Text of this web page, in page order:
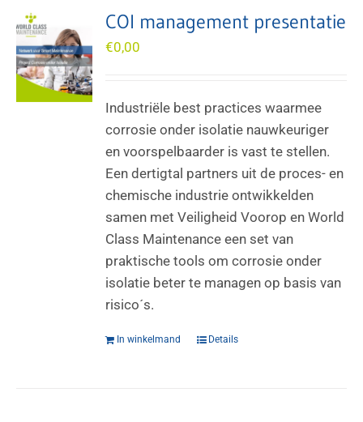
COI management presentatie
€0,00
Industriële best practices waarmee
corrosie onder isolatie nauwkeuriger
en voorspelbaarder is vast te stellen.
Een dertigtal partners uit de proces- en
chemische industrie ontwikkelden
samen met Veiligheid Voorop en World
Class Maintenance een set van
praktische tools om corrosie onder
isolatie beter te managen op basis van
risico´s.
In winkelmand Details